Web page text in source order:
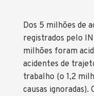
Dos 5 milhões de
registrados pelo
milhões foram
acidentes de
trabalho (o 1,2
causas ignoradas).